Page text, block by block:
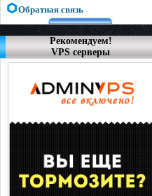
Обратная связь
Рекомендуем!
VPS серверы